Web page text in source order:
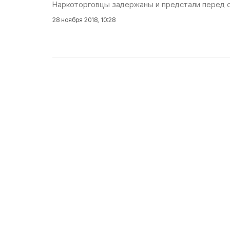
Наркоторговцы задержаны и предстали перед
28 ноября 2018, 10:28